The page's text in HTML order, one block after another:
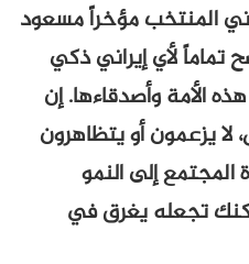
المنتخب مؤخراً مسعود
تماماً لأي إيراني ذكي
الأمة وأصدقاءها. إن
لا يزعمون أو يتظاهرون
إلى النمو
تجعله يغرق في